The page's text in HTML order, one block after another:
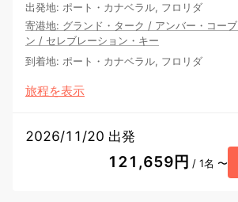
出発地: ポート・カナベラル, フロリダ
寄港地: グランド・ターク / アンバー・コーブ
ン / セレブレーション・キー
到着地: ポート・カナベラル, フロリダ
旅程を表示
2026/11/20 出発
121,659円 / 1名 〜